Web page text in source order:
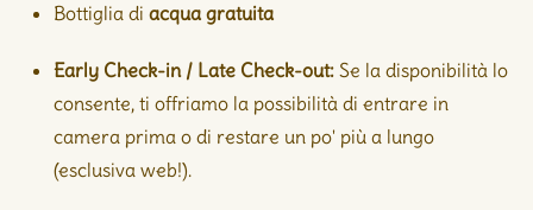
Bottiglia di acqua gratuita
Early Check-in / Late Check-out: Se la disponibilità lo
consente, ti offriamo la possibilità di entrare in
camera prima o di restare un po' più a lungo
(esclusiva web!).